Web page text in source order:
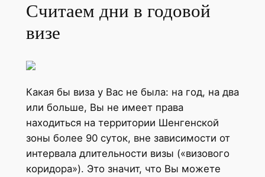
Считаем дни в годовой
визе
Какая бы виза у Вас не была: на год, на два
или больше, Вы не имеет права
находиться на территории Шенгенской
зоны более 90 суток, вне зависимости от
интервала длительности визы («визового
коридора»). Это значит, что Вы можете